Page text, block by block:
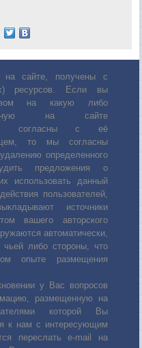
на сайте, получены с
ресурсов. Если вы
на какую либо
на сайте
с её
то мы согласны
определенного
предложения о
использовать данный
пользователей,
источники
вашего авторского
автоматически,
либо стороны, что
опыте размещения
у Вас вопросов
размещенную на
которой Вы
к нам с интересующим
переслать е-mail на